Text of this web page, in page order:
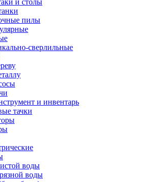
пилы
сверлильные
и инвентарь
тачки
воды
воды